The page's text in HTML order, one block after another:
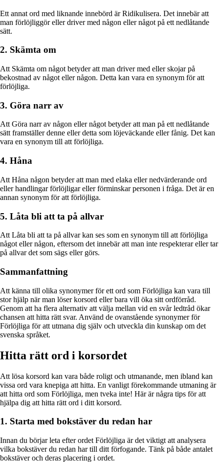
Ett annat ord med liknande innebörd är Ridikulisera. Det innebär att
man förlöjliggör eller driver med någon eller något på ett nedlåtande
sätt.
2. Skämta om
Att Skämta om något betyder att man driver med eller skojar på
bekostnad av något eller någon. Detta kan vara en synonym för att
förlöjliga.
3. Göra narr av
Att Göra narr av någon eller något betyder att man på ett nedlåtande
sätt framställer denne eller detta som löjeväckande eller fånig. Det kan
vara en synonym till att förlöjliga.
4. Håna
Att Håna någon betyder att man med elaka eller nedvärderande ord
eller handlingar förlöjligar eller förminskar personen i fråga. Det är en
annan synonym för att förlöjliga.
5. Låta bli att ta på allvar
Att Låta bli att ta på allvar kan ses som en synonym till att förlöjliga
något eller någon, eftersom det innebär att man inte respekterar eller tar
på allvar det som sägs eller görs.
Sammanfattning
Att känna till olika synonymer för ett ord som Förlöjliga kan vara till
stor hjälp när man löser korsord eller bara vill öka sitt ordförråd.
Genom att ha flera alternativ att välja mellan vid en svår ledtråd ökar
chansen att hitta rätt svar. Använd de ovanstående synonymer för
Förlöjliga för att utmana dig själv och utveckla din kunskap om det
svenska språket.
Hitta rätt ord i korsordet
Att lösa korsord kan vara både roligt och utmanande, men ibland kan
vissa ord vara knepiga att hitta. En vanligt förekommande utmaning är
att hitta ord som Förlöjliga, men tveka inte! Här är några tips för att
hjälpa dig att hitta rätt ord i ditt korsord.
1. Starta med bokstäver du redan har
Innan du börjar leta efter ordet Förlöjliga är det viktigt att analysera
vilka bokstäver du redan har till ditt förfogande. Tänk på både antalet
bokstäver och deras placering i ordet.